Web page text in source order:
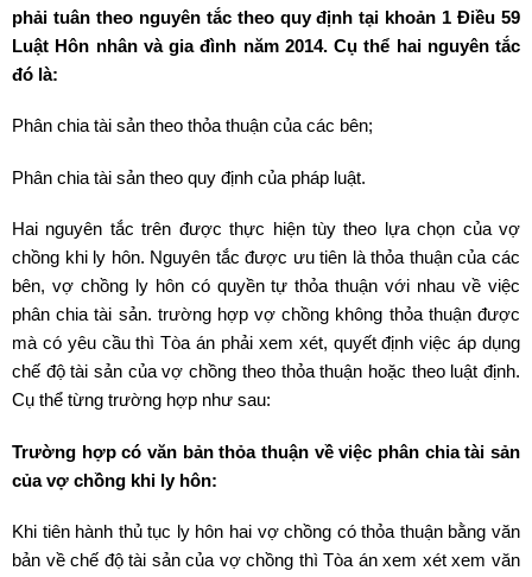
phải tuân theo nguyên tắc theo quy định tại khoản 1 Điều 59
Luật Hôn nhân và gia đình năm 2014. Cụ thể hai nguyên tắc
đó là:
Phân chia tài sản theo thỏa thuận của các bên;
Phân chia tài sản theo quy định của pháp luật.
Hai nguyên tắc trên được thực hiện tùy theo lựa chọn của vợ
chồng khi ly hôn. Nguyên tắc được ưu tiên là thỏa thuận của các
bên, vợ chồng ly hôn có quyền tự thỏa thuận với nhau về việc
phân chia tài sản. trường hợp vợ chồng không thỏa thuận được
mà có yêu cầu thì Tòa án phải xem xét, quyết định việc áp dụng
chế độ tài sản của vợ chồng theo thỏa thuận hoặc theo luật định.
Cụ thể từng trường hợp như sau:
Trường hợp có văn bản thỏa thuận về việc phân chia tài sản
của vợ chồng khi ly hôn:
Khi tiên hành thủ tục ly hôn hai vợ chồng có thỏa thuận bằng văn
bản về chế độ tài sản của vợ chồng thì Tòa án xem xét xem văn